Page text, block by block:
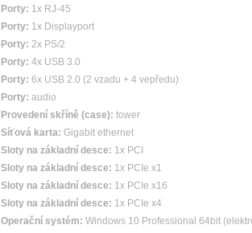
Porty: 1x RJ-45
Porty: 1x Displayport
Porty: 2x PS/2
Porty: 4x USB 3.0
Porty: 6x USB 2.0 (2 vzadu + 4 vepředu)
Porty: audio
Provedení skříně (case): tower
Síťová karta: Gigabit ethernet
Sloty na základní desce: 1x PCI
Sloty na základní desce: 1x PCIe x1
Sloty na základní desce: 1x PCIe x16
Sloty na základní desce: 1x PCIe x4
Operační systém: Windows 10 Professional 64bit